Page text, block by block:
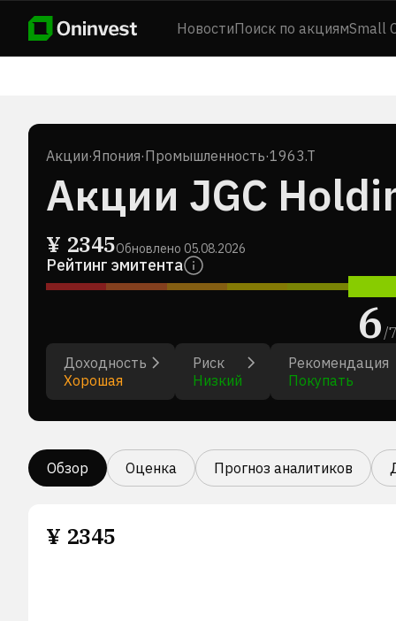
НовостиПоиск по акциямSmall
Акции·Япония·Промышленность·1963.T
Акции JGC
¥ 2345Обновлено 05.08.2026
Рейтинг эмитента
6/7
Доходность
Хорошая
Риск
Низкий
Рекомендация
Покупать
Обзор Оценка Прогноз аналитиков
¥ 2345